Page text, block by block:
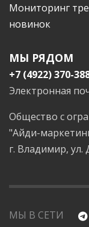
Мониторинг
новинок
МЫ РЯДОМ
+7 (4922) 370-
Электронная
Общество с
"Айди-
г. Владимир, ул.
МЫ В СЕТИ